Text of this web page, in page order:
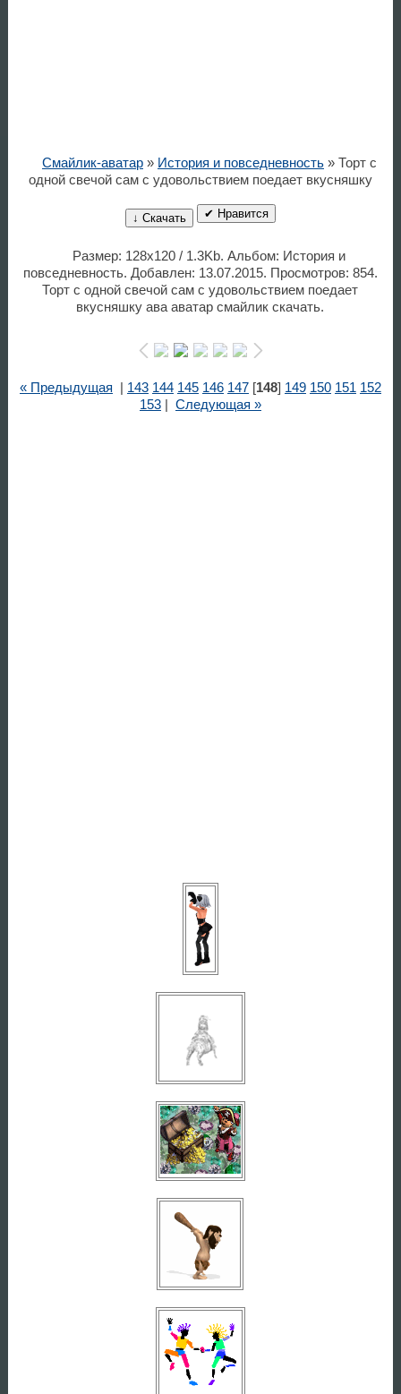
Смайлик-аватар» История и повседневность» Торт с
одной свечой сам с удовольствием поедает вкусняшку
↓ Скачать ✔ Нравится
Размер: 128x120 / 1.3Kb. Альбом: История и
повседневность. Добавлен: 13.07.2015. Просмотров: 854.
Торт с одной свечой сам с удовольствием поедает
вкусняшку ава аватар смайлик скачать.
« Предыдущая 143 144 145 146 147[148] 149 150 151 152
153| Следующая »